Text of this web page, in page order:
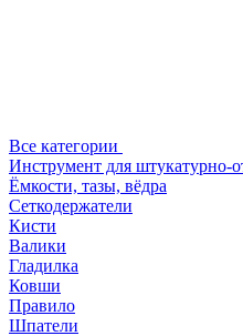
Все категории
Инструмент для штукатурно-
Ёмкости, тазы, вёдра
Сеткодержатели
Кисти
Валики
Гладилка
Ковши
Правило
Шпатели